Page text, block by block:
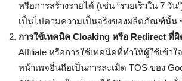
หรือการสร้างรายได้ (เช่น “รวยเร็วใน 7 วัน
เป็นไปตามความเป็นจริงของผลิตภัณฑ์นั้น
การใช้เทคนิค Cloaking หรือ Redirect ที่
Affiliate หรือการใช้เทคนิคที่ทำให้ผู้ใช้เข้า
หน้าเพจอื่นถือเป็นการละเมิด TOS ของ